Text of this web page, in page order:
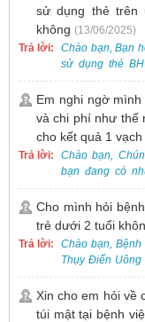
sử dụng thẻ trên
không (13/06/2025)
Trả lời:
Chào bạn, Bạn
sử dụng thẻ
trên ứng dụng
khám và không
thẻ giấy.
Em nghi ngờ
và chi phí như thế
cho kết quả 1
Trả lời:
Chào bạn,
bạn đang có
nguy cơ nhiễm
viện Việt Nam -
Bí, chúng tôi
vụ thăm khám
chuyên sâu để
HPV và tầm
Cho mình hỏi
trẻ dưới 2 tuổi
Trả lời:
Chào bạn, Bệnh
Thụy Điển
khai dịch vụ
dưới 2 tuổi.
Xin cho em hỏi về
túi mật tại bệnh